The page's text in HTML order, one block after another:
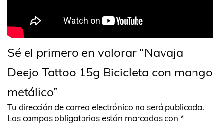
Sé el primero en valorar “Navaja
Deejo Tattoo 15g Bicicleta con mango
metálico”
Tu dirección de correo electrónico no será publicada.
Los campos obligatorios están marcados con *